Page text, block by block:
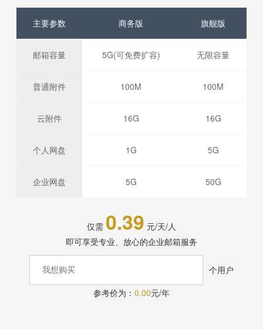
主要参数 商务版 旗舰版
邮箱容量 5G(可免费扩容) 无限容量
普通附件 100M 100M
云附件 16G 16G
个人网盘 1G 5G
企业网盘 5G 50G
仅需 0.39 元/天/人
即可享受专业、放心的企业邮箱服务
个用户
参考价为： 0.00元/年